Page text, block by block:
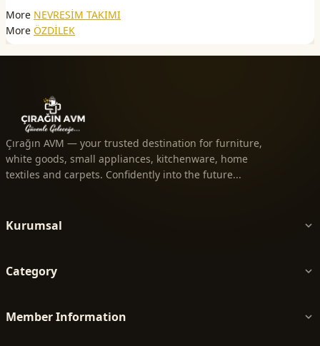
More NEVRESİM TAKIMI
More ÖZDİLEK
Çırağın AVM — your trusted destination for furniture,
white goods, small appliances, kitchenware, home
textiles and carpets. Confidently into the future...
Kurumsal
Category
Member Information